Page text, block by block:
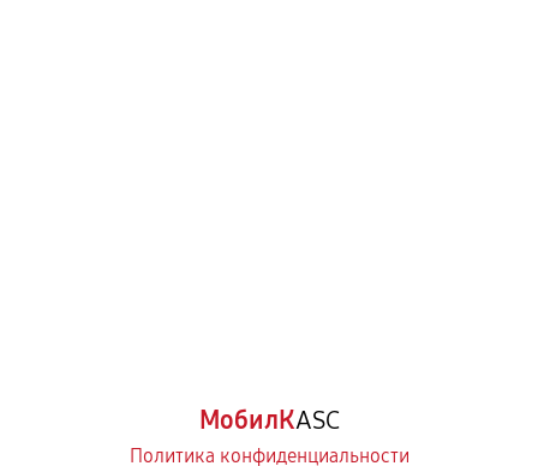
МобилКASC
Политика конфиденциальности